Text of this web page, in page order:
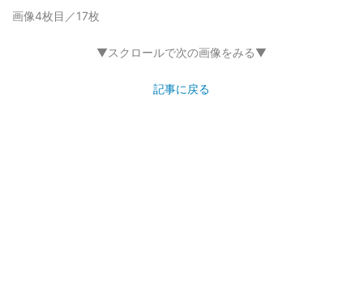
画像4枚目／17枚
▼スクロールで次の画像をみる▼
記事に戻る